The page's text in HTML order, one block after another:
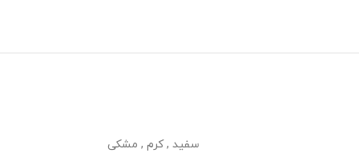
سفید ,کرم , مشکی